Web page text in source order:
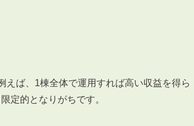
えば、1棟全体で運用すれば高い収益を得ら
定的となりがちです。